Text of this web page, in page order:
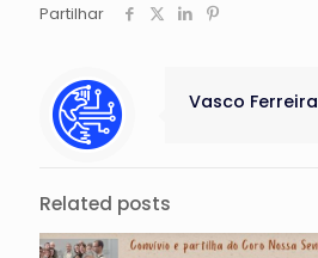
Partilhar
Vasco Ferreira
Related posts